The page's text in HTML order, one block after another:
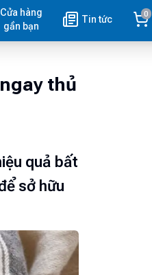
Cửa hàng
gần bạn
Tin tức 0
thủ
quả bất
sở hữu